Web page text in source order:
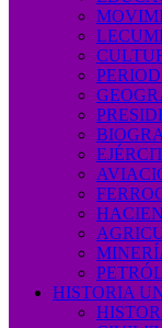
HISTORIA